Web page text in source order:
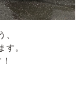
、
す。